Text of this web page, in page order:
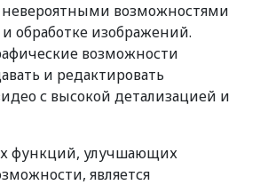
невероятными возможностями
обработке изображений.
возможности
и редактировать
с высокой детализацией и
функций, улучшающих
является